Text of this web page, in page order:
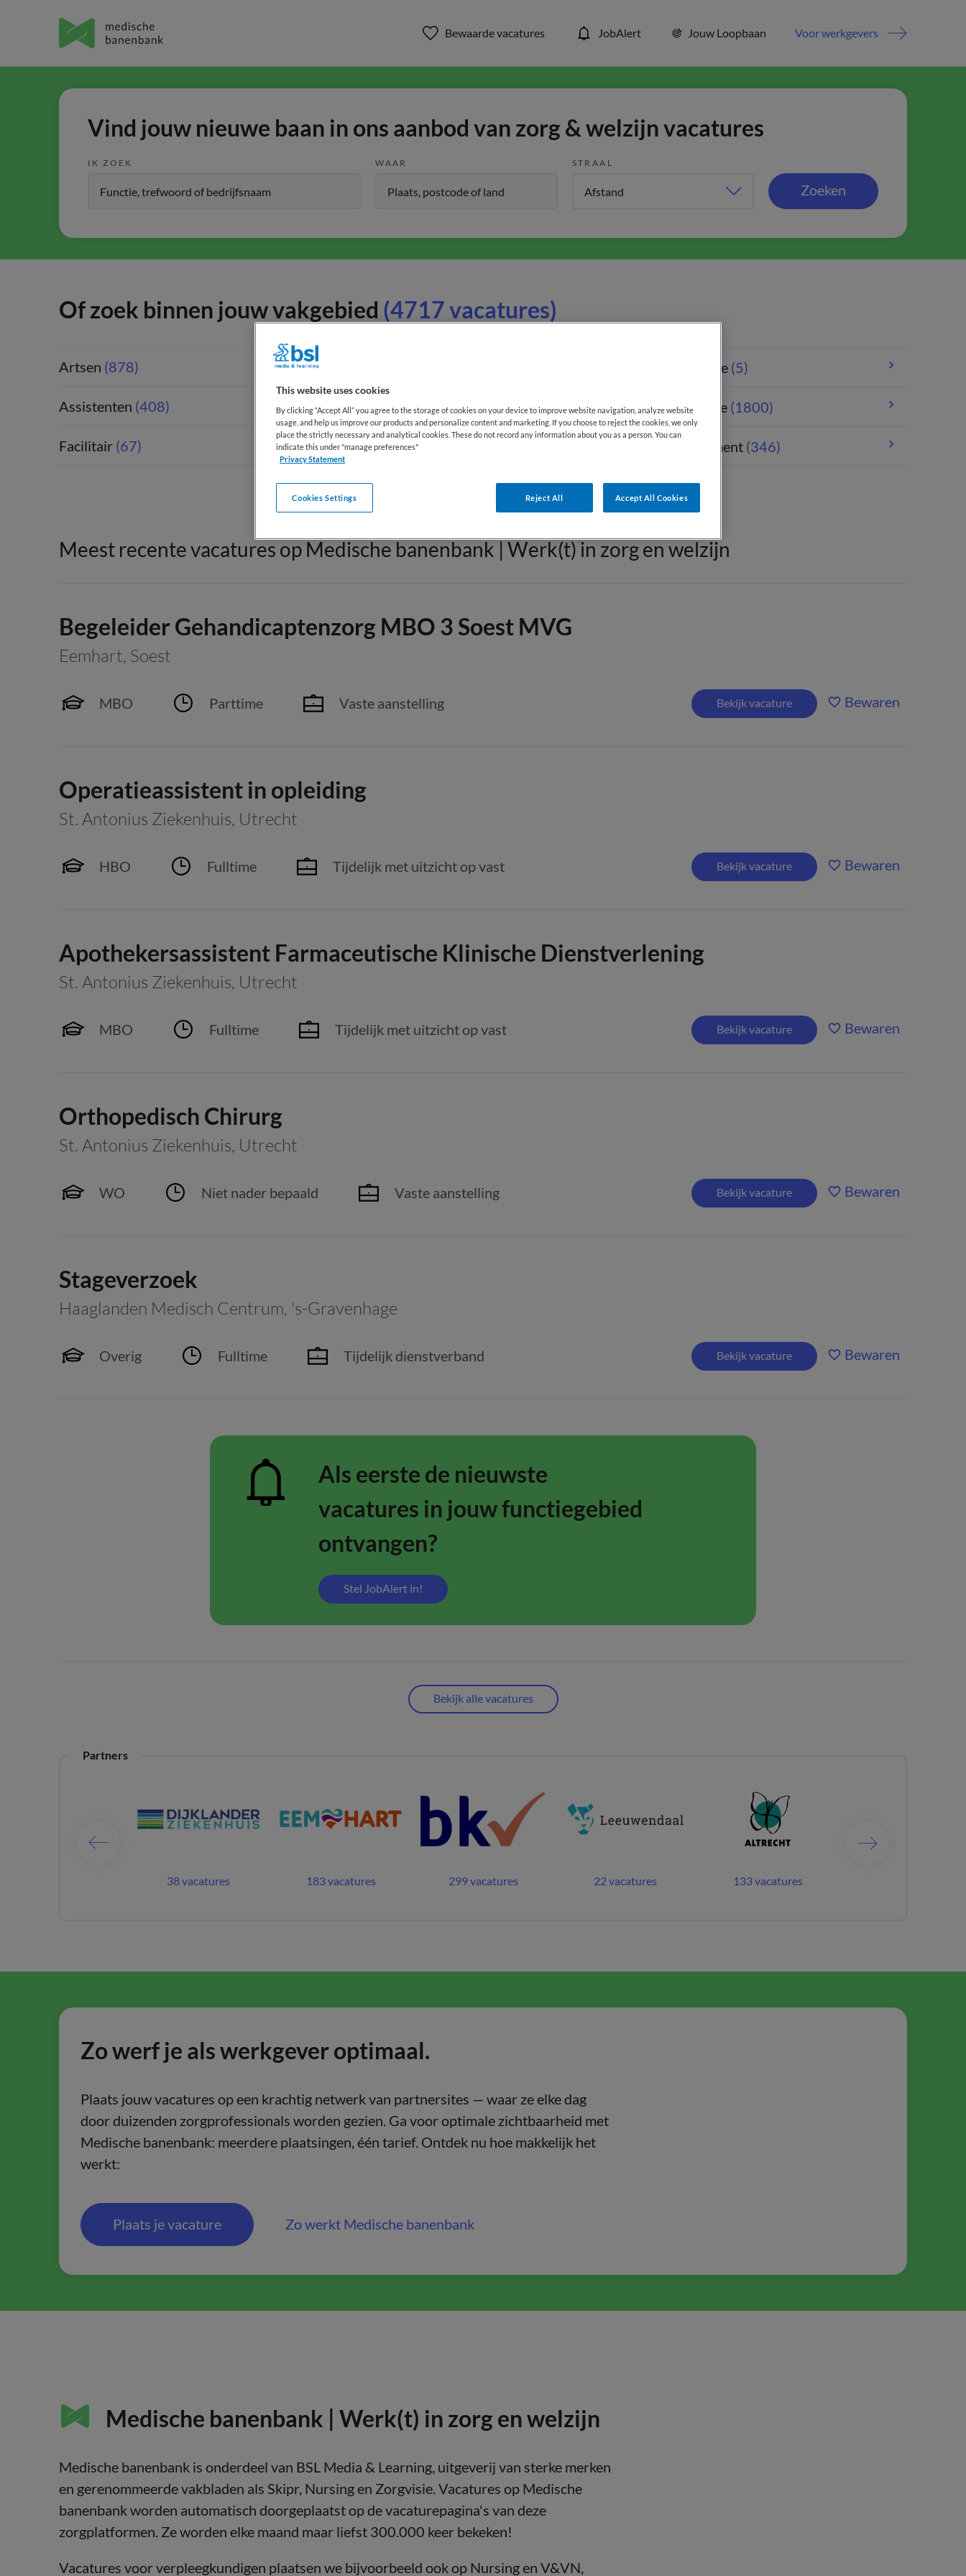
Bewaarde vacatures JobAlert Jouw Loopbaan Voor werkgevers
Vind jouw nieuwe baan in ons aanbod van zorg & welzijn vacatures
IK ZOEK WAAR STRAAL
Zoeken
Of zoek binnen jouw vakgebied (4717 vacatures)
Artsen (878)
Assistenten (408)
Facilitair (67)
Onderzoeker (15)
Paramedici
Tandheelkunde (5)
Verpleegkunde (1800)
Zorgmanagement (346)
Meest recente vacatures op Medische banenbank | Werk(t) in zorg en welzijn
Begeleider Gehandicaptenzorg MBO 3 Soest MVG
Eemhart, Soest
MBO Parttime Vaste aanstelling Bekijk vacature Bewaren
Operatieassistent in opleiding
St. Antonius Ziekenhuis, Utrecht
HBO Fulltime Tijdelijk met uitzicht op vast Bekijk vacature Bewaren
Apothekersassistent Farmaceutische Klinische Dienstverlening
St. Antonius Ziekenhuis, Utrecht
MBO Fulltime Tijdelijk met uitzicht op vast Bekijk vacature Bewaren
Orthopedisch Chirurg
St. Antonius Ziekenhuis, Utrecht
WO Niet nader bepaald Vaste aanstelling Bekijk vacature Bewaren
Stageverzoek
Haaglanden Medisch Centrum, 's-Gravenhage
Overig Fulltime Tijdelijk dienstverband Bekijk vacature Bewaren
Als eerste de nieuwste
vacatures in jouw functiegebied
ontvangen?
Stel JobAlert in!
Bekijk alle vacatures
Partners
38 vacatures 183 vacatures 299 vacatures 22 vacatures 133 vacatures
Zo werf je als werkgever optimaal.
Plaats jouw vacatures op een krachtig netwerk van partnersites — waar ze elke dag
door duizenden zorgprofessionals worden gezien. Ga voor optimale zichtbaarheid met
Medische banenbank: meerdere plaatsingen, één tarief. Ontdek nu hoe makkelijk het
werkt:
Plaats je vacature Zo werkt Medische banenbank
Medische banenbank | Werk(t) in zorg en welzijn
Medische banenbank is onderdeel van BSL Media & Learning, uitgeverij van sterke merken
en gerenommeerde vakbladen als Skipr, Nursing en Zorgvisie. Vacatures op Medische
banenbank worden automatisch doorgeplaatst op de vacaturepagina's van deze
zorgplatformen. Ze worden elke maand maar liefst 300.000 keer bekeken!
Vacatures voor verpleegkundigen plaatsen we bijvoorbeeld ook op Nursing en V&VN,
This website uses cookies
By clicking “Accept All” you agree to the storage of cookies on your device to improve website navigation, analyze website
usage, and help us improve our products and personalize content and marketing. If you choose to reject the cookies, we only
place the strictly necessary and analytical cookies. These do not record any information about you as a person. You can
indicate this under "manage preferences"
Privacy Statement
Reject All Accept All Cookies
Cookies Settings